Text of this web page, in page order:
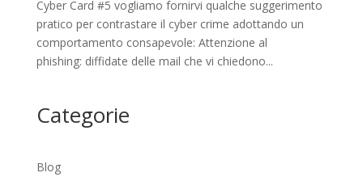
Cyber Card #5 vogliamo fornirvi qualche suggerimento
pratico per contrastare il cyber crime adottando un
comportamento consapevole: Attenzione al
phishing: diffidate delle mail che vi chiedono...
Categorie
Blog